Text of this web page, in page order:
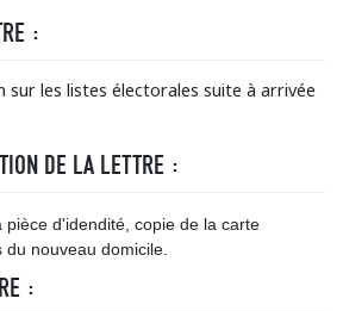
:
sur les listes électorales suite à arrivée
DE LA LETTRE :
pièce d'idendité, copie de la carte
nouveau domicile.
: